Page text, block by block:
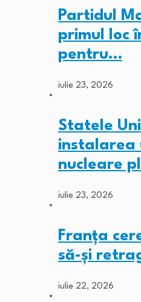
Partidul
primul loc
pentru…
iulie 23, 2026
Statele
instalarea
nucleare
iulie 23, 2026
Franța
să-și
iulie 22, 2026